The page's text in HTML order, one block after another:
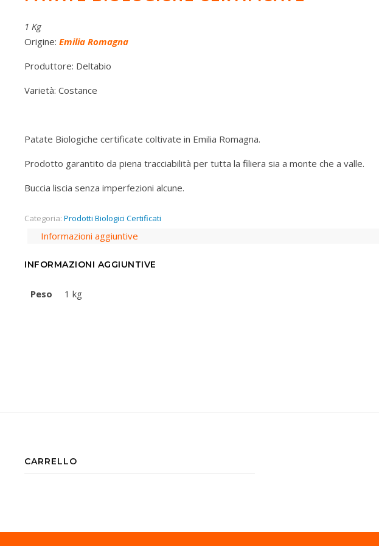
1 Kg
Origine: Emilia Romagna
Produttore: Deltabio
Varietà: Costance
Patate Biologiche certificate coltivate in Emilia Romagna.
Prodotto garantito da piena tracciabilità per tutta la filiera sia a monte che a valle.
Buccia liscia senza imperfezioni alcune.
Categoria: Prodotti Biologici Certificati
Informazioni aggiuntive
INFORMAZIONI AGGIUNTIVE
Peso 1 kg
CARRELLO